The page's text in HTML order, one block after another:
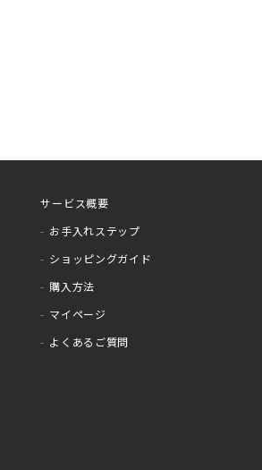
サービス概要
お手入れステップ
ショッピングガイド
購入方法
マイページ
よくあるご質問